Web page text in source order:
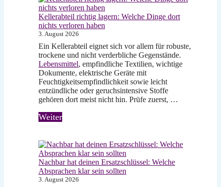
Kellerabteil richtig lagern: Welche Dinge dort
nichts verloren haben
3. August 2026
Ein Kellerabteil eignet sich vor allem für robuste,
trockene und nicht verderbliche Gegenstände.
Lebensmittel, empfindliche Textilien, wichtige
Dokumente, elektrische Geräte mit
Feuchtigkeitsempfindlichkeit sowie leicht
entzündliche oder geruchsintensive Stoffe
gehören dort meist nicht hin. Prüfe zuerst, …
Weiter
Nachbar hat deinen Ersatzschlüssel: Welche
Absprachen klar sein sollten
3. August 2026